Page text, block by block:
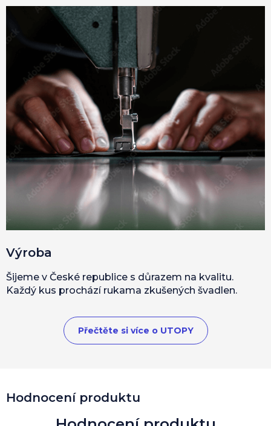
Hodnocení produktu
Výroba
Šijeme v České republice s důrazem na kvalitu.
Každý kus prochází rukama zkušených švadlen.
Přečtěte si více o UTOPY